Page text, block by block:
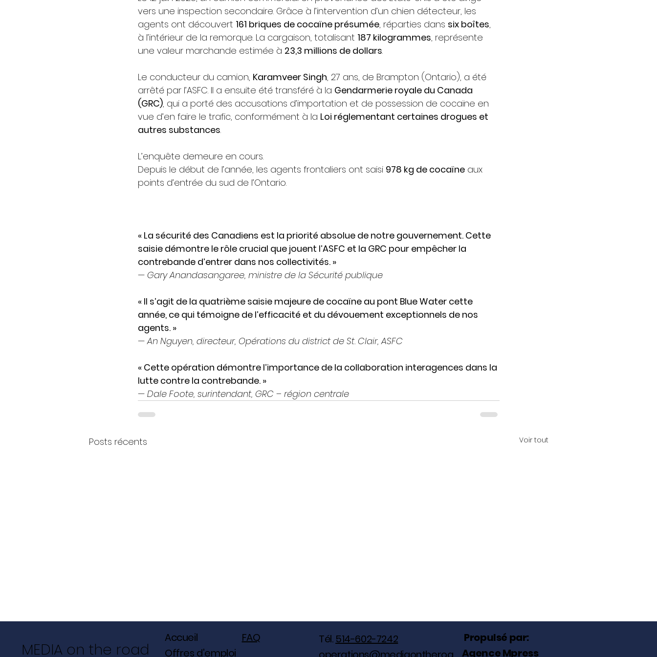
vers une inspection secondaire. Grâce à l’intervention d’un chien détecteur, les
agents ont découvert 161 briques de cocaïne présumée, réparties dans six boîtes,
à l’intérieur de la remorque. La cargaison, totalisant 187 kilogrammes, représente
une valeur marchande estimée à 23,3 millions de dollars.
Le conducteur du camion, Karamveer Singh, 27 ans, de Brampton (Ontario), a été
arrêté par l’ASFC. Il a ensuite été transféré à la Gendarmerie royale du Canada
(GRC), qui a porté des accusations d’importation et de possession de cocaïne en
vue d’en faire le trafic, conformément à la Loi réglementant certaines drogues et
autres substances.
L’enquête demeure en cours.
Depuis le début de l’année, les agents frontaliers ont saisi 978 kg de cocaïne aux
points d’entrée du sud de l’Ontario.
« La sécurité des Canadiens est la priorité absolue de notre gouvernement. Cette
saisie démontre le rôle crucial que jouent l’ASFC et la GRC pour empêcher la
contrebande d’entrer dans nos collectivités. »
— Gary Anandasangaree, ministre de la Sécurité publique
« Il s’agit de la quatrième saisie majeure de cocaïne au pont Blue Water cette
année, ce qui témoigne de l’efficacité et du dévouement exceptionnels de nos
agents. »
— An Nguyen, directeur, Opérations du district de St. Clair, ASFC
« Cette opération démontre l’importance de la collaboration interagences dans la
lutte contre la contrebande. »
— Dale Foote, surintendant, GRC – région centrale
Posts récents Voir tout
Accueil
Offres d'emploi
FAQ Tél. 514-602-7242
Propulsé par:
Agence Mpress
MEDIA on the road